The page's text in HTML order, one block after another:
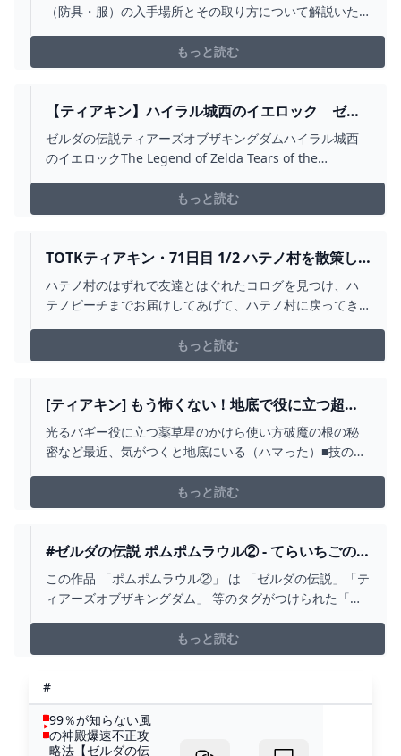
【ゼルダティアーズオブザキングダム】│KOUS
（防具・服）の入手場所とその取り方について解説いた
もっと読む
【ティアキン】ハイラル城西のイエロック ゼル
ダの伝説ティアーズ オブザキングダム #ゼルダの
伝説 #ティアキン #ZELDA #SHORTS - YOUTUBE
ゼルダの伝説ティアーズオブザキングダムハイラル城西
のイエロックThe Legend of Zelda Tears of the
티어스 오브 더 킹덤하이랄 성서의 배틀 탈루스La
Légende de Zelda ...
もっと読む
TOTKティアキン・71日目 1/2 ハテノ村を散策し
よう①（前編） - ちょっとしたゲーム日記：楽天
ブログ
ハテノ村のはずれで友達とはぐれたコログを見つけ、ハ
テノビーチまでお届けしてあげて、ハテノ村に戻ってき
からスタートして坂を下りて、まずは牧場に着きまし
た。 本日の第一村人、ドダンツさんです。 初めまして…
思うんだけど… （※2周目BOTW・14日目参照） 牛の餌に
どんぐりを使い…
もっと読む
[ティアキン] もう怖くない！地底で役に立つ超基
本１０選 [ゼルダの伝説 ティアーズ オブ ザ キング
ダム] - YOUTUBE
光るバギー役に立つ薬草星のかけら使い方破魔の根の秘
密など最近、気がつくと地底にいる（ハマった）■技の発
せて頂きます#地底こわくない#ティアキン#バグ#小ネタ
#裏技#ぶらリンク
もっと読む
#ゼルダの伝説 ポムポムラウル② - てらいちごのマ
ンガ #ティアーズオブザキングダム #地雷発言 #ポ
ムポムプリン - PIXIV
この作品 「ポムポムラウル②」 は 「ゼルダの伝説」「テ
ィアーズオブザキングダム」 等のタグがつけられた「て
もっと読む
#
99％が知らない風
の神殿爆速不正攻
略法【ゼルダの伝